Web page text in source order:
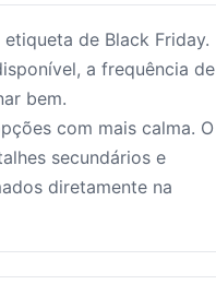
de Black Friday.
a frequência de
bem.
com mais calma. O
secundários e
diretamente na